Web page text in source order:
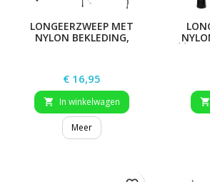
LONGEERZWEEP MET
NYLON BEKLEDING,
Prijs
€ 16,95
 In winkelwagen
Meer
